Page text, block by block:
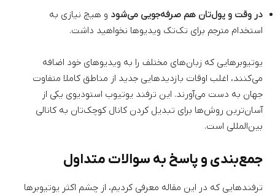
در وقت و پول‌تان هم صرفه‌جویی می‌شود و هیچ نیازی به
استخدام مترجم برای تک‌تک ویدیوها نخواهید داشت.
یوتیوبرهایی که زبان‌های مختلف را به ویدیوهای خود اضافه
می‌کنند، اغلب اوقات بازدیدهایی جدید از مناطق کاملا متفاوت
جهان به دست می‌آورند. این ترفند یوتیوب استودیوی یکی از
آسان‌ترین روش‌ها برای تبدیل کردن کانال کوچک‌تان به کانالی
بین‌المللی است.
جمع‌بندی و پاسخ به سوالات متداول
ترفندهایی که در این مقاله معرفی کردیم، از چشم اکثر یوتیوبرها